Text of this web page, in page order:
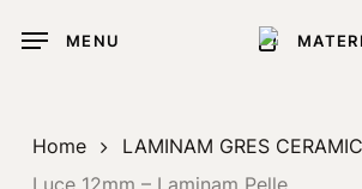
MENU
Home LAMINAM GRES
Luce 12mm – Laminam Pelle